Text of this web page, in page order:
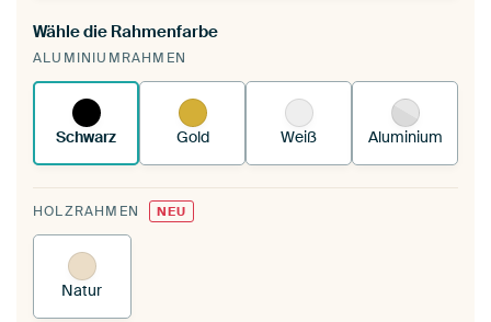
Du spannst einen wechselbaren Textiltuch in
deinen vorhandenen ArtFrame™.
funktioniert es.
Wähle die Rahmenfarbe
ALUMINIUMRAHMEN
Schwarz Gold Weiß Aluminium
HOLZRAHMEN NEU
Natur